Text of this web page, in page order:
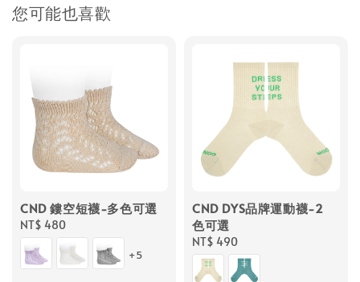
您可能也喜歡
CND 鏤空短襪-多色可選
Regular
price
NT$ 480
+5
CND DYS品牌運動襪-2
色可選
Regular
price
NT$ 490